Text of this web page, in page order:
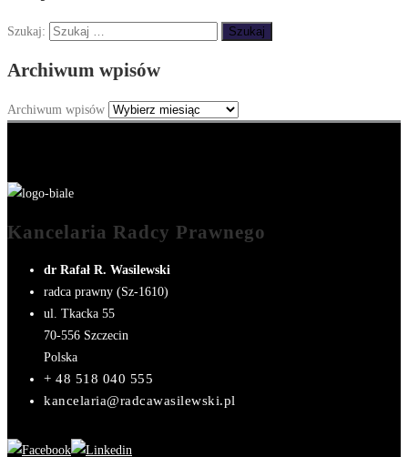
Szukaj:
Archiwum wpisów
Archiwum wpisów
Kancelaria Radcy Prawnego
dr Rafał R. Wasilewski
radca prawny (Sz-1610)
ul. Tkacka 55
70-556 Szczecin
Polska
+ 48 518 040 555
kancelaria@radcawasilewski.pl